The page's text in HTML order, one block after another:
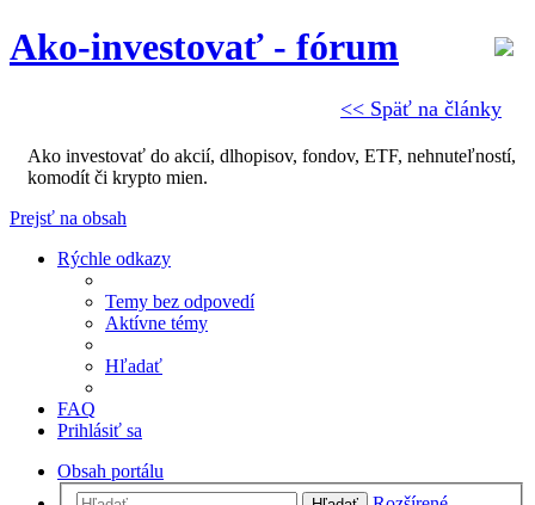
<< Späť na články
Ako-investovať - fórum
Ako investovať do akcií, dlhopisov, fondov, ETF, nehnuteľností,
komodít či krypto mien.
Prejsť na obsah
Rýchle odkazy
Temy bez odpovedí
Aktívne témy
Hľadať
FAQ
Prihlásiť sa
Obsah portálu